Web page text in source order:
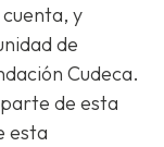
y
de
Cudeca.
de esta
esta